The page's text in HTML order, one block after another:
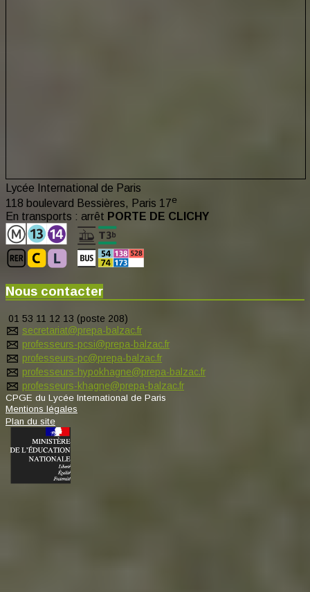
Lycée International de Paris
118 boulevard Bessières, Paris 17e
En transports : arrêt PORTE DE CLICHY
Nous contacter
01 53 11 12 13 (poste 208)
secretariat@prepa-balzac.fr
professeurs-pcsi@prepa-balzac.fr
professeurs-pc@prepa-balzac.fr
professeurs-hypokhagne@prepa-balzac.fr
professeurs-khagne@prepa-balzac.fr
CPGE du Lycée International de Paris
Mentions légales
Plan du site